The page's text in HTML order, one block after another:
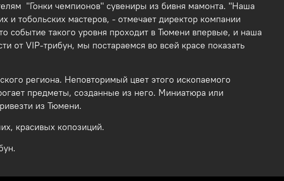
"Гонки чемпионов" сувениры из бивня мамонта. "Наша
и тобольских мастеров, - отмечает директор компании
такого уровня проходит в Тюмени впервые, и наша
от VIP-трибун, мы постараемся во всей красе показать
региона. Неповторимый цвет этого ископаемого
предметы, созданные из него. Миниатюра или
из Тюмени.
красивых копозиций.